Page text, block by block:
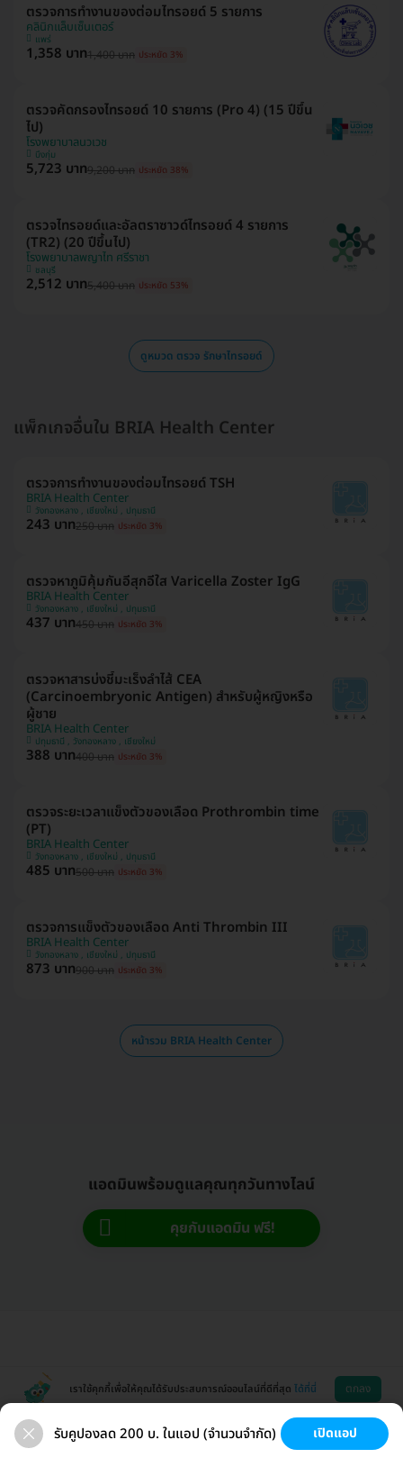
ตรวจการทำงานของต่อมไทรอยด์ 5 รายการ
คลินิกแล็บเซ็นเตอร์
แพร่
1,358 บาท1,400 บาท ประหยัด 3%
ตรวจคัดกรองไทรอยด์ 10 รายการ (Pro 4) (15 ปีขึ้น
ไป)
โรงพยาบาลนวเวช
บึงกุ่ม
5,723 บาท9,200 บาท ประหยัด 38%
ตรวจไทรอยด์และอัลตราซาวด์ไทรอยด์ 4 รายการ
(TR2) (20 ปีขึ้นไป)
โรงพยาบาลพญาไท ศรีราชา
ชลบุรี
2,512 บาท5,400 บาท ประหยัด 53%
ดูหมวด ตรวจ รักษาไทรอยด์
แพ็กเกจอื่นใน BRIA Health Center
ตรวจการทำงานของต่อมไทรอยด์ TSH
BRIA Health Center
วังทองหลาง , เชียงใหม่ , ปทุมธานี
243 บาท250 บาท ประหยัด 3%
ตรวจหาภูมิคุ้มกันอีสุกอีใส Varicella Zoster IgG
BRIA Health Center
วังทองหลาง , เชียงใหม่ , ปทุมธานี
437 บาท450 บาท ประหยัด 3%
ตรวจหาสารบ่งชี้มะเร็งลำไส้ CEA
(Carcinoembryonic Antigen) สำหรับผู้หญิงหรือ
ผู้ชาย
BRIA Health Center
ปทุมธานี , วังทองหลาง , เชียงใหม่
388 บาท400 บาท ประหยัด 3%
ตรวจระยะเวลาแข็งตัวของเลือด Prothrombin time
(PT)
BRIA Health Center
วังทองหลาง , เชียงใหม่ , ปทุมธานี
485 บาท500 บาท ประหยัด 3%
ตรวจการแข็งตัวของเลือด Anti Thrombin III
BRIA Health Center
วังทองหลาง , เชียงใหม่ , ปทุมธานี
873 บาท900 บาท ประหยัด 3%
หน้ารวม BRIA Health Center
แอดมินพร้อมดูแลคุณทุกวันทางไลน์
คุยกับแอดมิน ฟรี!
ตรวจสุขภาพ ช่วยเหลือ โหลดแอพ
เราใช้คุกกี้เพื่อให้คุณได้รับประสบการณ์ออนไลน์ที่ดีที่สุด ได้ที่นี่ ตกลง
รับคูปองลด 200 บ. ในแอป (จำนวนจำกัด) เปิดแอป